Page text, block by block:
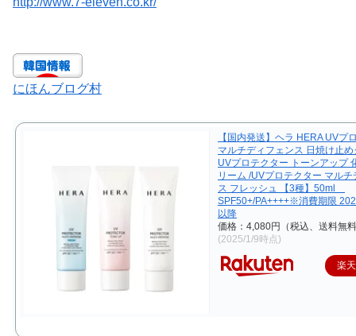
にほんブログ村
【国内発送】ヘラ HERA UVプ
マルチディフェンス 日焼け止め
UVプロテクター トーンアップ
リーム /UVプロテクター マルチ
ス フレッシュ 【3種】50ml
SPF50+/PA++++※消費期限
以降
価格：4,080円（税込、送料無
(2025/1/9時点)
楽